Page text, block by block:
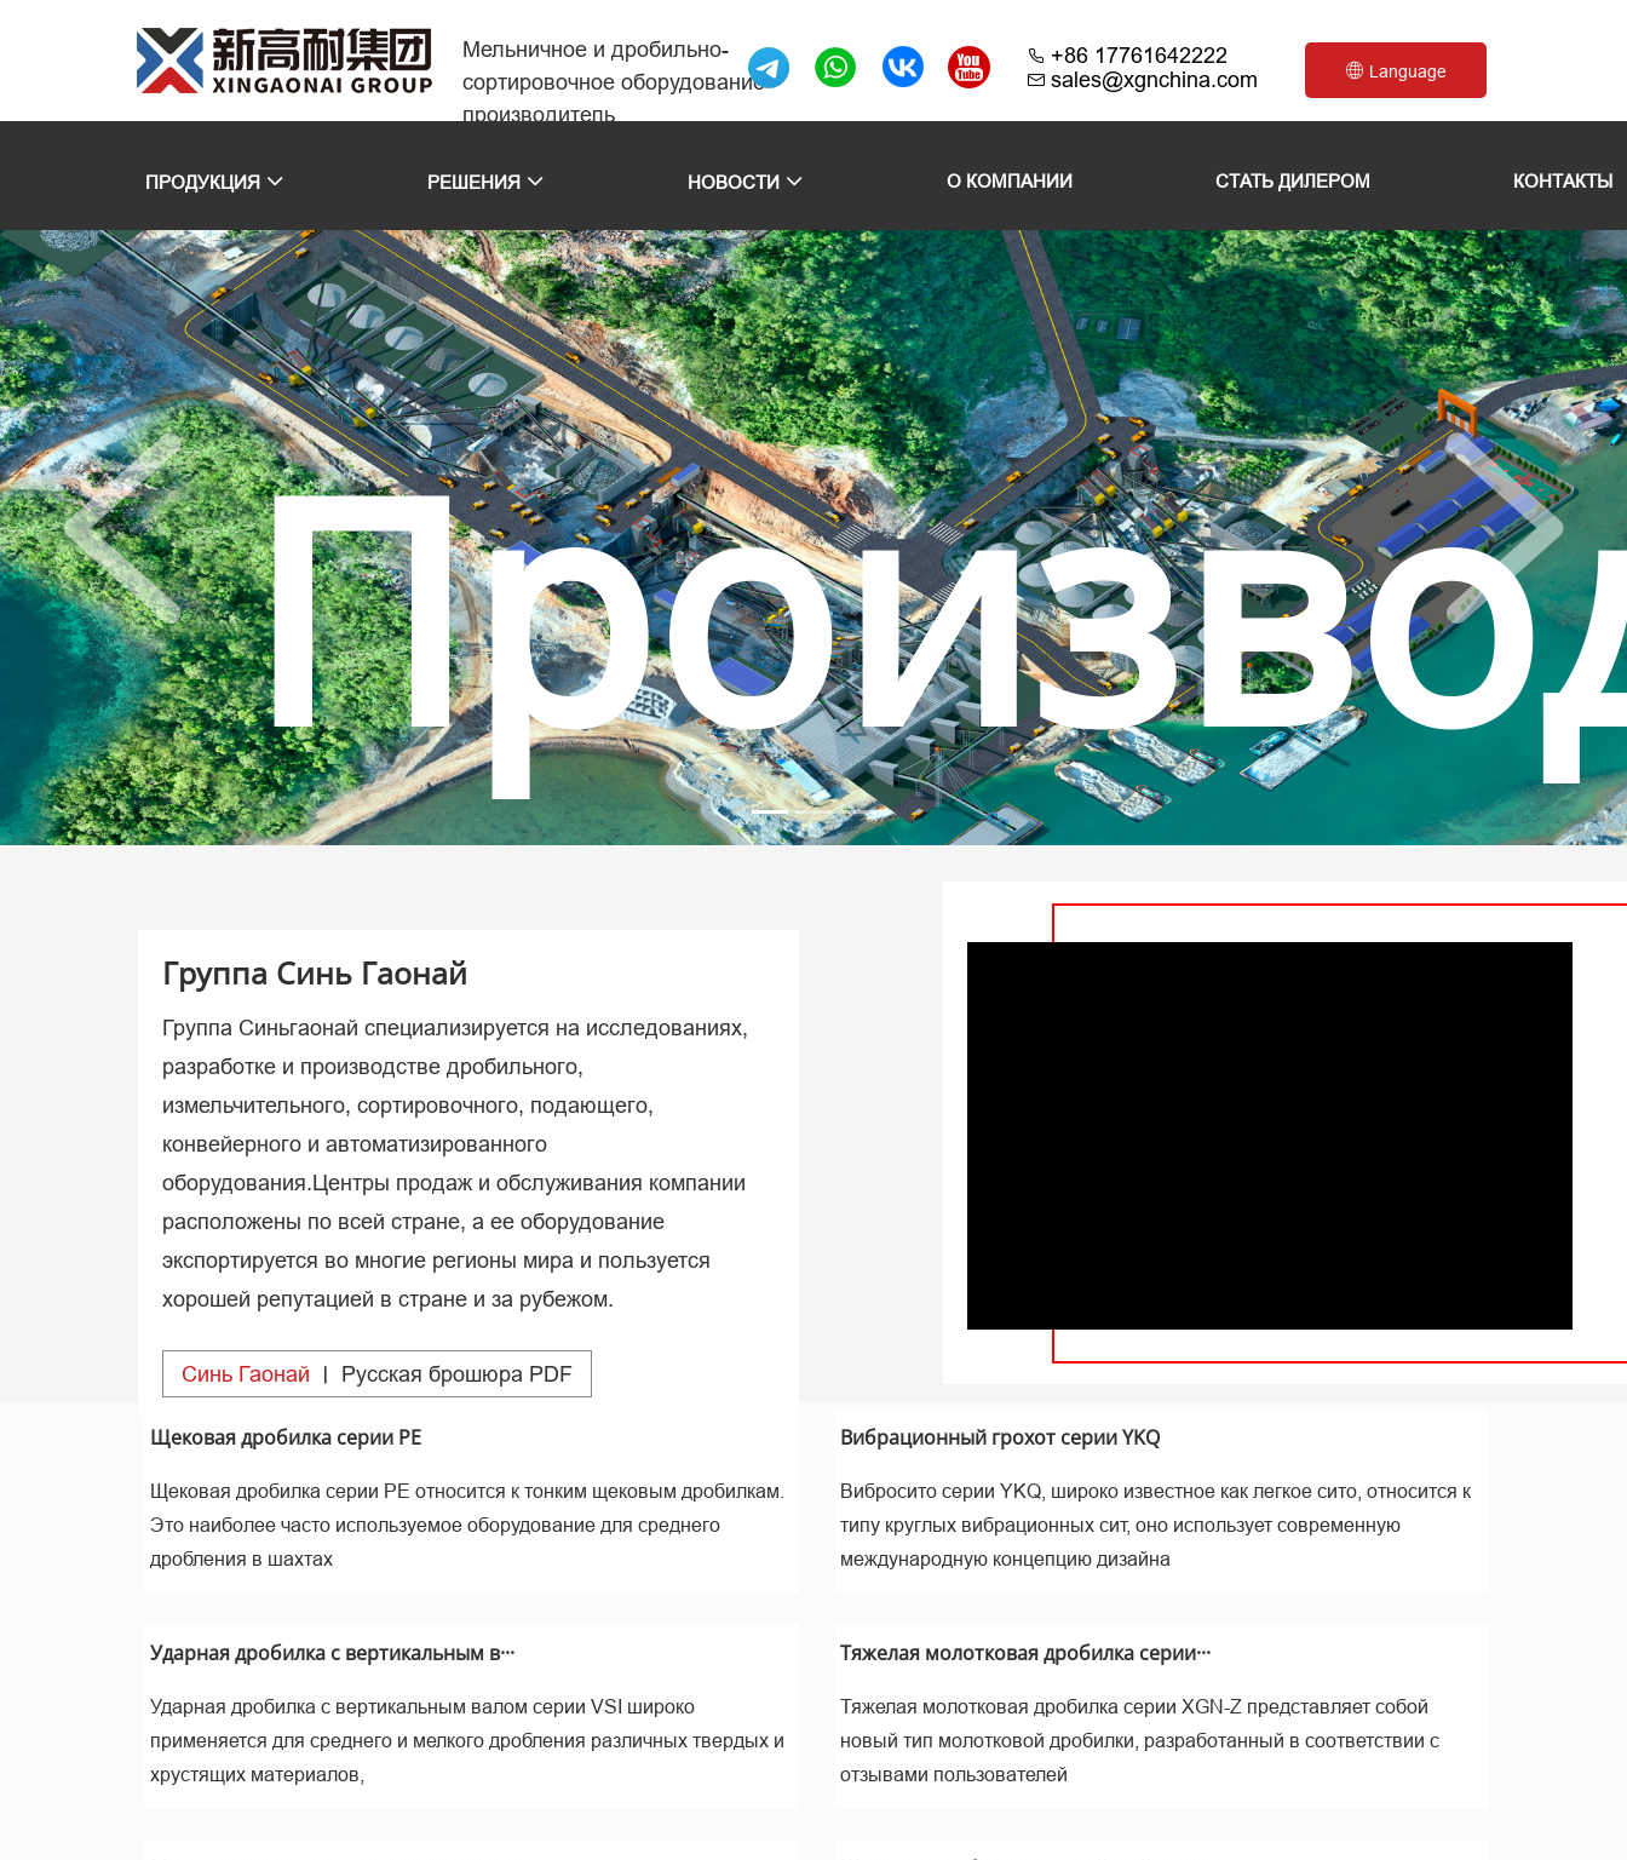
Мельничное и дробильно-
сортировочное оборудование
производитель
+86 17761642222
sales@xgnchina.com
Language
ПРОДУКЦИЯ РЕШЕНИЯ НОВОСТИ O КОМПАНИИ СТАТЬ ДИЛЕРОМ КОНТАКТЫ
мира
Группа Синь Гаонай
Группа Синьгаонай специализируется на исследованиях,
разработке и производстве дробильного,
измельчительного, сортировочного, подающего,
конвейерного и автоматизированного
оборудования.Центры продаж и обслуживания компании
расположены по всей стране, а ее оборудование
экспортируется во многие регионы мира и пользуется
хорошей репутацией в стране и за рубежом.
Синь Гаонай Pусская брошюра PDF
Щековая дробилка серии PE
Щековая дробилка серии PE относится к тонким щековым дробилкам.
Это наиболее часто используемое оборудование для среднего
дробления в шахтах
Вибрационный грохот серии YKQ
Вибросито серии YKQ, широко известное как легкое сито, относится к
типу круглых вибрационных сит, оно использует современную
международную концепцию дизайна
Ударная дробилка с вертикальным в···
Ударная дробилка с вертикальным валом серии VSI широко
применяется для среднего и мелкого дробления различных твердых и
хрустящих материалов,
Тяжелая молотковая дробилка серии···
Тяжелая молотковая дробилка серии XGN-Z представляет собой
новый тип молотковой дробилки, разработанный в соответствии с
отзывами пользователей